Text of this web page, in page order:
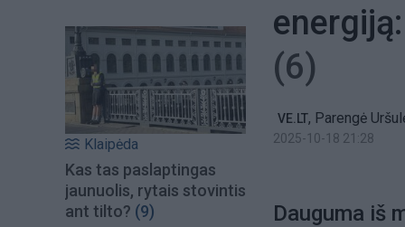
Klaipėda
Kas tas paslaptingas
jaunuolis, rytais stovintis
ant tilto? (9)
(6)
VE.LT, Parengė
2025-10-18 21:28
Dauguma iš